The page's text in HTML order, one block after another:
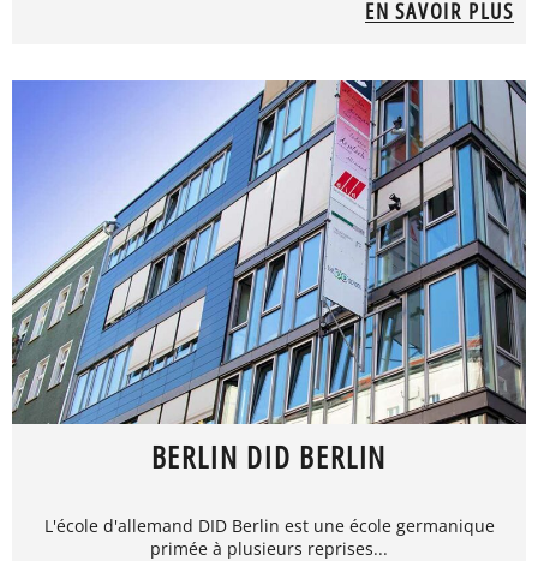
EN SAVOIR PLUS
BERLIN DID BERLIN
L'école d'allemand DID Berlin est une école germanique
primée à plusieurs reprises...